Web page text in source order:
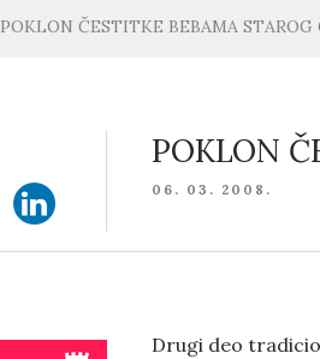
POKLON ČESTITKE BEBAMA STAROG
POKLON
POSTED
06. 03. 2008.
Drugi deo